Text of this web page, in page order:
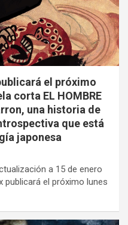
el próximo
corta EL HOMBRE
una historia de
que está
japonesa
a 15 de enero
publicará el próximo lunes